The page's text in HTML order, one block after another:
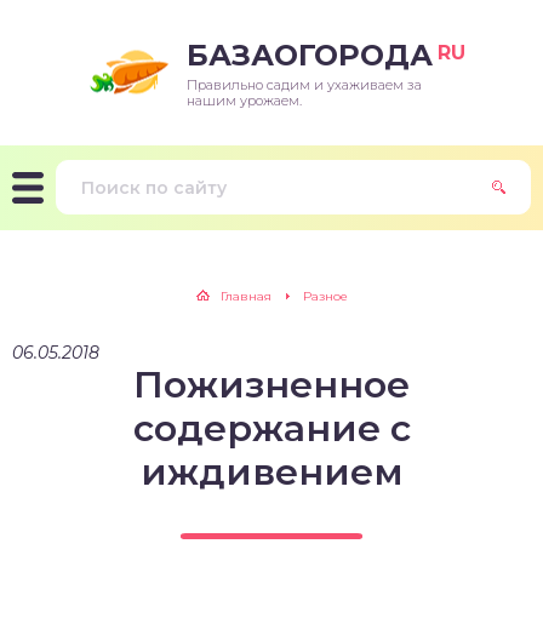
БАЗАОГОРОДА RU
Правильно садим и ухаживаем за
нашим урожаем.
Главная Разное
06.05.2018
Пожизненное
содержание с
иждивением